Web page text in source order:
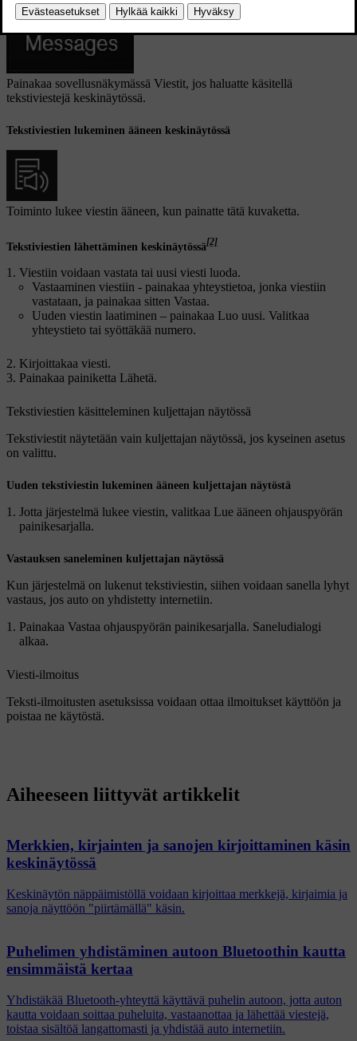
Painakaa sovellusnäkymässä Viestit, jos haluatte käsitellä
tekstiviestejä keskinäytössä.
Tekstiviestien lukeminen ääneen keskinäytössä
Toiminto lukee viestin ääneen, kun painatte tätä kuvaketta.
Tekstiviestien lähettäminen keskinäytössä[2]
Viestiin voidaan vastata tai uusi viesti luoda.
Vastaaminen viestiin - painakaa yhteystietoa, jonka viestiin
vastataan, ja painakaa sitten Vastaa.
Uuden viestin laatiminen – painakaa Luo uusi. Valitkaa
yhteystieto tai syöttäkää numero.
Kirjoittakaa viesti.
Painakaa painiketta Lähetä.
Tekstiviestien käsitteleminen kuljettajan näytössä
Tekstiviestit näytetään vain kuljettajan näytössä, jos kyseinen asetus
on valittu.
Uuden tekstiviestin lukeminen ääneen kuljettajan näytöstä
Jotta järjestelmä lukee viestin, valitkaa Lue ääneen ohjauspyörän
painikesarjalla.
Vastauksen saneleminen kuljettajan näytössä
Kun järjestelmä on lukenut tekstiviestin, siihen voidaan sanella lyhyt
vastaus, jos auto on yhdistetty internetiin.
Painakaa Vastaa ohjauspyörän painikesarjalla. Saneludialogi
alkaa.
Viesti-ilmoitus
Teksti-ilmoitusten asetuksissa voidaan ottaa ilmoitukset käyttöön ja
poistaa ne käytöstä.
Aiheeseen liittyvät artikkelit
Merkkien, kirjainten ja sanojen kirjoittaminen käsin
keskinäytössä
Keskinäytön näppäimistöllä voidaan kirjoittaa merkkejä, kirjaimia ja
sanoja näyttöön "piirtämällä" käsin.
Puhelimen yhdistäminen autoon Bluetoothin kautta
ensimmäistä kertaa
Yhdistäkää Bluetooth-yhteyttä käyttävä puhelin autoon, jotta auton
kautta voidaan soittaa puheluita, vastaanottaa ja lähettää viestejä,
toistaa sisältöä langattomasti ja yhdistää auto internetiin.